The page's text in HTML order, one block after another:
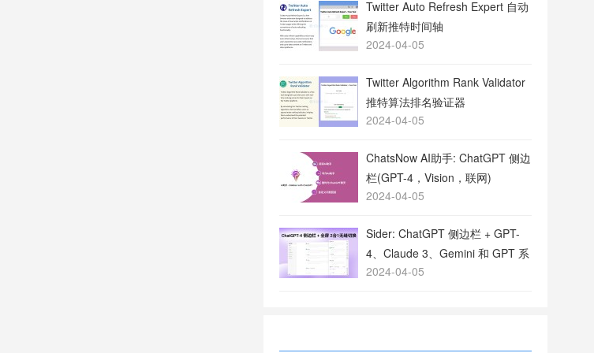
Twitter Auto Refresh Expert 自动
刷新推特时间轴
2024-04-05
Twitter Algorithm Rank Validator
推特算法排名验证器
2024-04-05
ChatsNow AI助手: ChatGPT 侧边
栏(GPT-4，Vision，联网)
2024-04-05
Sider: ChatGPT 侧边栏 + GPT-
4、Claude 3、Gemini 和 GPT 系
列
2024-04-05